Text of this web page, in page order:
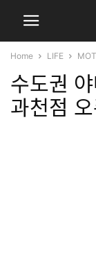
Home LIFE
수도권
과천점